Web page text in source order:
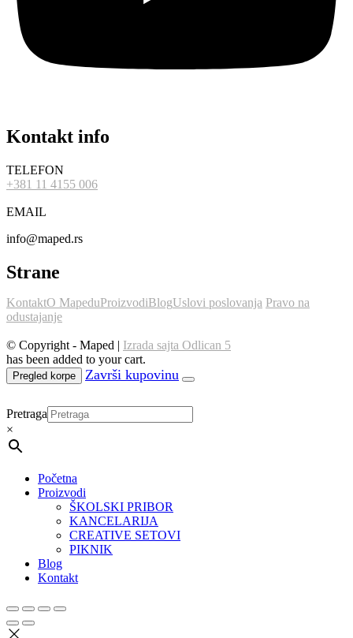
Kontakt info
TELEFON
+381 11 4155 006
EMAIL
info@maped.rs
Strane
KontaktO MapeduProizvodiBlogUslovi poslovanja Pravo na
odustajanje
© Copyright - Maped | Izrada sajta Odlican 5
has been added to your cart.
Pregled korpe
Pretraga
×
Početna
Proizvodi
ŠKOLSKI PRIBOR
KANCELARIJA
CREATIVE SETOVI
PIKNIK
Blog
Kontakt